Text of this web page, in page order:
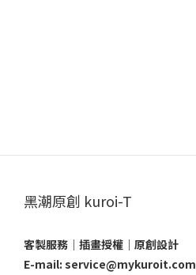
黑潮原創 kuroi-T
客製服務｜插畫授權｜原創設計
E-mail: service@mykuroit.com